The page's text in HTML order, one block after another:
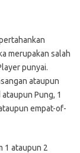
merupakan salah
punyai.
ataupun
Pung, 1
empat-of-
1 ataupun 2